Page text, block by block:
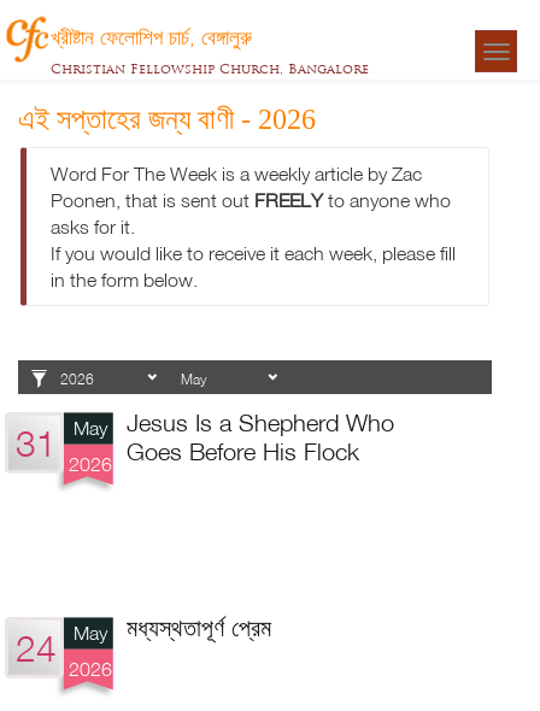
খ্রীষ্টান ফেলোশিপ চার্চ, বেঙ্গালুরু
Christian Fellowship Church, Bangalore
এই সপ্তাহের জন্য বাণী - 2026
Word For The Week is a weekly article by Zac
Poonen, that is sent out FREELYto anyone who
asks for it.
If you would like to receive it each week, please fill
in the form below.
31
May
2026
Jesus Is a Shepherd Who
Goes Before His Flock
24
May
2026
মধ্যস্থতাপূর্ণ প্রেম